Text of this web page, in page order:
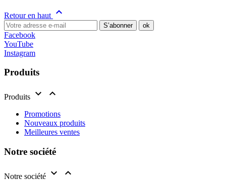
Retour en haut 
Facebook
YouTube
Instagram
Produits
Produits  
Promotions
Nouveaux produits
Meilleures ventes
Notre société
Notre société  